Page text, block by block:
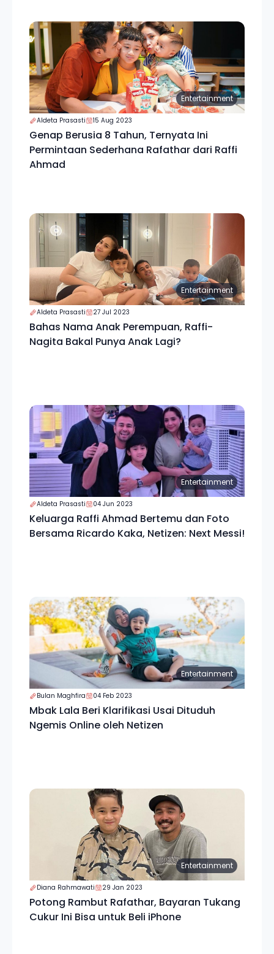
Entertainment
Aldeta Prasasti 15 Aug 2023
Genap Berusia 8 Tahun, Ternyata Ini
Permintaan Sederhana Rafathar dari Raffi
Ahmad
Entertainment
Aldeta Prasasti 27 Jul 2023
Bahas Nama Anak Perempuan, Raffi-
Nagita Bakal Punya Anak Lagi?
Entertainment
Aldeta Prasasti 04 Jun 2023
Keluarga Raffi Ahmad Bertemu dan Foto
Bersama Ricardo Kaka, Netizen: Next Messi!
Entertainment
Bulan Maghfira 04 Feb 2023
Mbak Lala Beri Klarifikasi Usai Dituduh
Ngemis Online oleh Netizen
Entertainment
Diana Rahmawati 29 Jan 2023
Potong Rambut Rafathar, Bayaran Tukang
Cukur Ini Bisa untuk Beli iPhone